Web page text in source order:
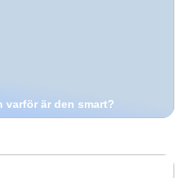
varför är den smart?